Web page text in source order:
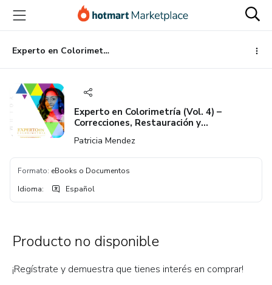
principal
página
de
página
Experto en Colorimetría (Vol. 4) – Correcciones, Restauración y Perfeccionamiento
Experto en Colorimetría (Vol. 4) –
Correcciones, Restauración y
Patricia Mendez
Formato: eBooks o Documentos
Idioma: Español
Producto no disponible
¡Regístrate y demuestra que tienes interés en comprar!